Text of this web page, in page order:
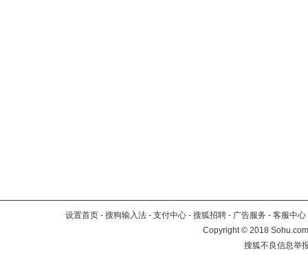
设置首页 - 搜狗输入法 - 支付中心 - 搜狐招聘 - 广告服务 - 客服中心
Copyright©2018
搜狐不良信息举